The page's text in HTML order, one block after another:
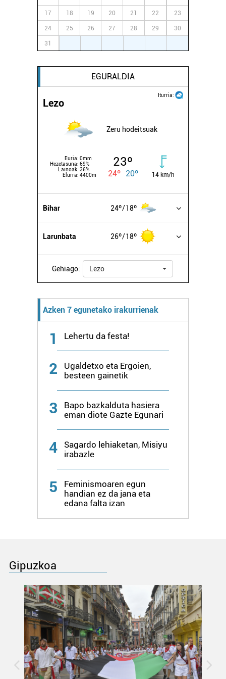
17 18 19 20 21 22 23
24 25 26 27 28 29 30
31
EGURALDIA
Iturria:
Lezo
Zeru hodeitsuak
Euria: 0mm
Hezetasuna: 69%
Lainoak: 36%
Elurra: 4400m
23º
24º 20º 14 km/h
Bihar 24º 18º
Larunbata 26º 18º
Gehiago: Lezo
Azken 7 egunetako irakurrienak
1 Lehertu da festa!
2
Ugaldetxo eta Ergoien,
besteen gainetik
3
Bapo bazkalduta hasiera
eman diote Gazte Egunari
4
Sagardo lehiaketan, Misiyu
irabazle
5
Feminismoaren egun
handian ez da jana eta
edana falta izan
Gipuzkoa